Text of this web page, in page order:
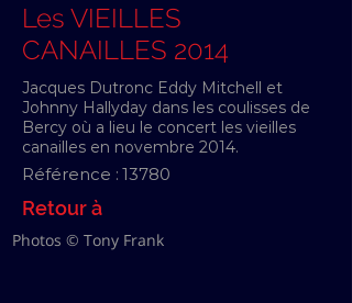
Les VIEILLES
CANAILLES 2014
Jacques Dutronc Eddy Mitchell et
Johnny Hallyday dans les coulisses de
Bercy où a lieu le concert les vieilles
canailles en novembre 2014.
Référence : 13780
Retour à
Photos © Tony Frank